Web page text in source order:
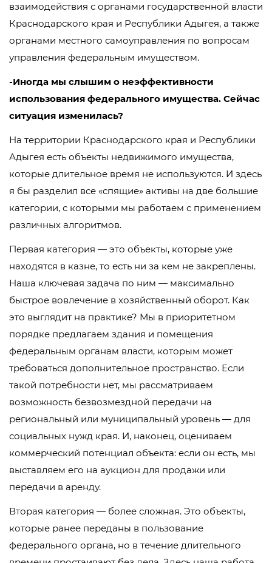
взаимодействия с органами государственной власти
Краснодарского края и Республики Адыгея, а также
органами местного самоуправления по вопросам
управления федеральным имуществом.
-Иногда мы слышим о неэффективности
использования федерального имущества. Сейчас
ситуация изменилась?
На территории Краснодарского края и Республики
Адыгея есть объекты недвижимого имущества,
которые длительное время не используются. И здесь
я бы разделил все «спящие» активы на две большие
категории, с которыми мы работаем с применением
различных алгоритмов.
Первая категория — это объекты, которые уже
находятся в казне, то есть ни за кем не закреплены.
Наша ключевая задача по ним — максимально
быстрое вовлечение в хозяйственный оборот. Как
это выглядит на практике? Мы в приоритетном
порядке предлагаем здания и помещения
федеральным органам власти, которым может
требоваться дополнительное пространство. Если
такой потребности нет, мы рассматриваем
возможность безвозмездной передачи на
региональный или муниципальный уровень — для
социальных нужд края. И, наконец, оцениваем
коммерческий потенциал объекта: если он есть, мы
выставляем его на аукцион для продажи или
передачи в аренду.
Вторая категория — более сложная. Это объекты,
которые ранее переданы в пользование
федерального органа, но в течение длительного